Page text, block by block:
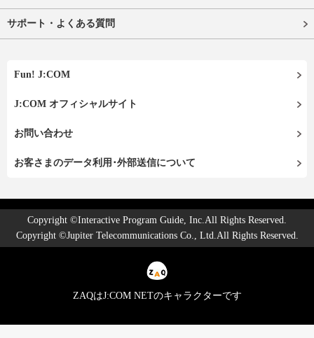
サポート・よくある質問
Fun! J:COM
J:COM オフィシャルサイト
お問い合わせ
お客さまのデータ利用･外部送信について
Copyright ©Interactive Program Guide, Inc.All Rights Reserved.
Copyright ©Jupiter Telecommunications Co., Ltd.All Rights Reserved.
ZAQはJ:COM NETのキャラクターです